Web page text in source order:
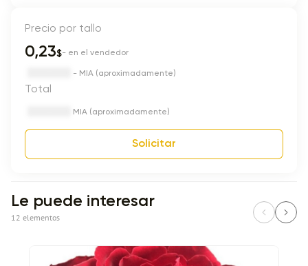
Precio por tallo
0,23$- en el vendedor
- MIA (aproximadamente)
Total
MIA (aproximadamente)
Solicitar
Le puede interesar
12 elementos